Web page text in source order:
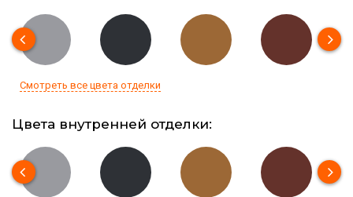
Смотреть все цвета отделки
Цвета внутренней отделки: